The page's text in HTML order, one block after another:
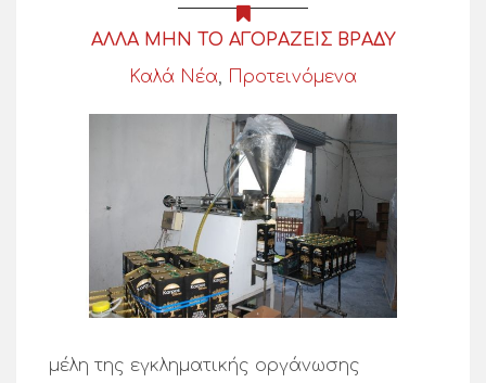
ΑΛΛΑ ΜΗΝ ΤΟ ΑΓΟΡΑΖΕΙΣ ΒΡΑΔΥ
Καλά Νέα, Προτεινόμενα
μέλη της εγκληματικής οργάνωσης